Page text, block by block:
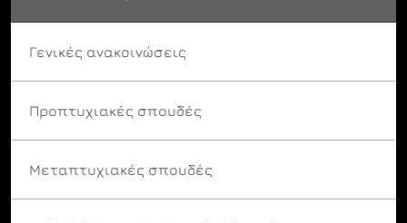
Γενικές ανακοινώσεις
Προπτυχιακές σπουδές
Μεταπτυχιακές σπουδές